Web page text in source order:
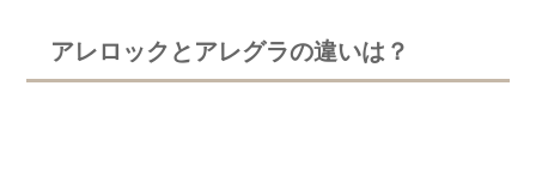
アレロックとアレグラの違いは？